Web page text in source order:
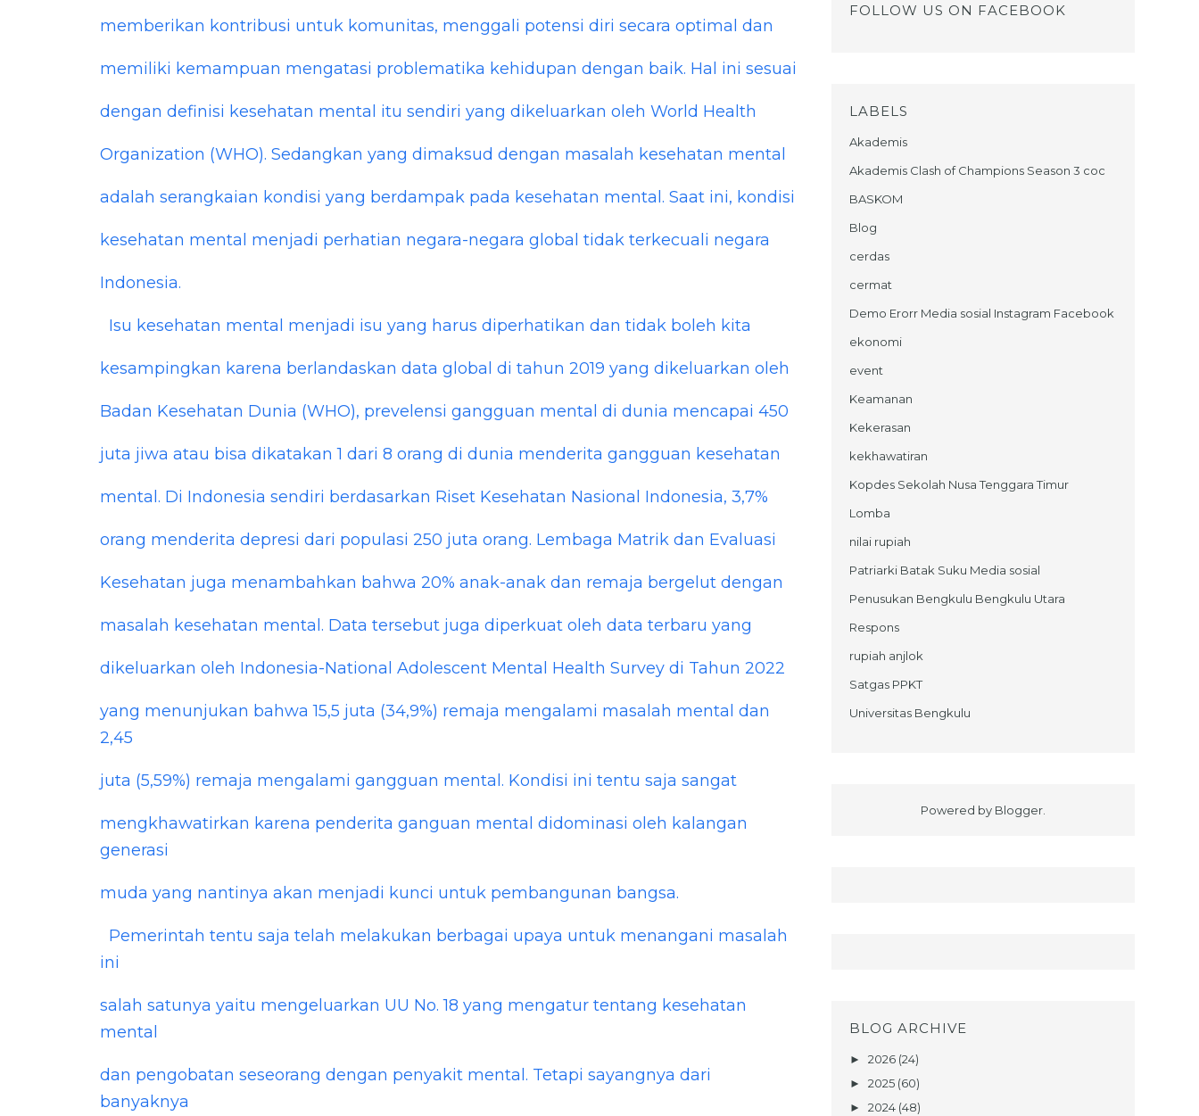
memberikan kontribusi untuk komunitas, menggali potensi diri secara optimal dan
memiliki kemampuan mengatasi problematika kehidupan dengan baik. Hal ini sesuai
dengan definisi kesehatan mental itu sendiri yang dikeluarkan oleh World Health
Organization (WHO). Sedangkan yang dimaksud dengan masalah kesehatan mental
adalah serangkaian kondisi yang berdampak pada kesehatan mental. Saat ini, kondisi
kesehatan mental menjadi perhatian negara-negara global tidak terkecuali negara
Indonesia.
Isu kesehatan mental menjadi isu yang harus diperhatikan dan tidak boleh kita
kesampingkan karena berlandaskan data global di tahun 2019 yang dikeluarkan oleh
Badan Kesehatan Dunia (WHO), prevelensi gangguan mental di dunia mencapai 450
juta jiwa atau bisa dikatakan 1 dari 8 orang di dunia menderita gangguan kesehatan
mental. Di Indonesia sendiri berdasarkan Riset Kesehatan Nasional Indonesia, 3,7%
orang menderita depresi dari populasi 250 juta orang. Lembaga Matrik dan Evaluasi
Kesehatan juga menambahkan bahwa 20% anak-anak dan remaja bergelut dengan
masalah kesehatan mental. Data tersebut juga diperkuat oleh data terbaru yang
dikeluarkan oleh Indonesia-National Adolescent Mental Health Survey di Tahun 2022
yang menunjukan bahwa 15,5 juta (34,9%) remaja mengalami masalah mental dan
2,45
juta (5,59%) remaja mengalami gangguan mental. Kondisi ini tentu saja sangat
mengkhawatirkan karena penderita ganguan mental didominasi oleh kalangan
generasi
muda yang nantinya akan menjadi kunci untuk pembangunan bangsa.
Pemerintah tentu saja telah melakukan berbagai upaya untuk menangani masalah
ini
salah satunya yaitu mengeluarkan UU No. 18 yang mengatur tentang kesehatan
mental
dan pengobatan seseorang dengan penyakit mental. Tetapi sayangnya dari
banyaknya
FOLLOW US ON FACEBOOK
LABELS
Akademis
Akademis Clash of Champions Season 3 coc
BASKOM
Blog
cerdas
cermat
Demo Erorr Media sosial Instagram Facebook
ekonomi
event
Keamanan
Kekerasan
kekhawatiran
Kopdes Sekolah Nusa Tenggara Timur
Lomba
nilai rupiah
Patriarki Batak Suku Media sosial
Penusukan Bengkulu Bengkulu Utara
Respons
rupiah anjlok
Satgas PPKT
Universitas Bengkulu
Powered by Blogger
BLOG ARCHIVE
► 2026 (24)
► 2025 (60)
► 2024 (48)